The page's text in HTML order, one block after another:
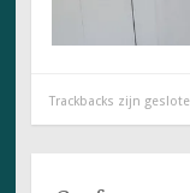
Trackbacks zijn